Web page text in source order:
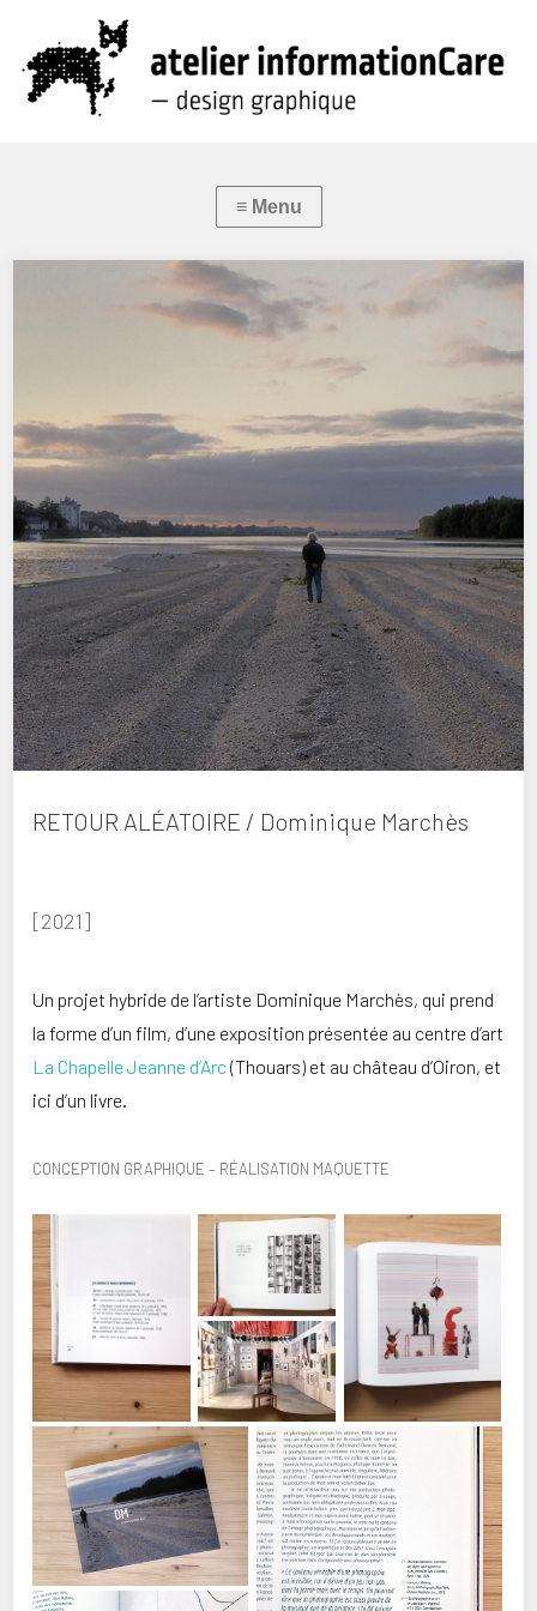
RETOUR ALÉATOIRE / Dominique Marchès
[2021]
Un projet hybride de l’artiste Dominique Marchès, qui prend
la forme d’un film, d’une exposition présentée au centre d’art
La Chapelle Jeanne d’Arc(Thouars) et au château d’Oiron, et
ici d’un livre.
CONCEPTION GRAPHIQUE – RÉALISATION MAQUETTE